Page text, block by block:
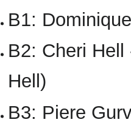
B1:
B2: Cheri
Hell)
B3: Piere